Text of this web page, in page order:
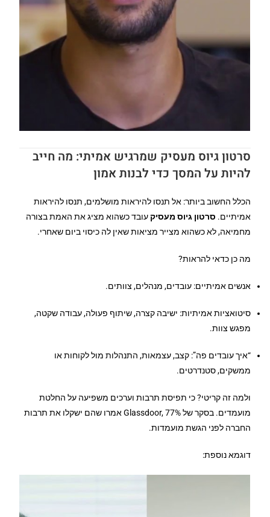
סרטון גיוס מעסיק שמרגיש אמיתי: מה חייב
להיות על המסך כדי לבנות אמון
הכלל החשוב ביותר: אל תנסו להיראות מושלמים, תנסו להיראות
אמיתיים. סרטון גיוס מעסיקעובד כשהוא מציג את האמת בצורה
מחמיאה, לא כשהוא מצייר מציאות שאין לה כיסוי ביום שאחרי.
מה כן כדאי להראות?
אנשים אמיתיים: עובדים, מנהלים, צוותים.
סיטואציות אמיתיות: ישיבה קצרה, שיתוף פעולה, עבודה שקטה,
מפגש צוות.
“איך עובדים פה”: קצב, עצמאות, התנהלות מול לקוחות או
ממשקים, סטנדרטים.
ולמה זה קריטי? כי תפיסת תרבות וערכים משפיעה על החלטת
מועמדים. בסקר של Glassdoor, 77% אמרו שהם ישקלו את תרבות
החברה לפני הגשת מועמדות.
דוגמא נוספת: